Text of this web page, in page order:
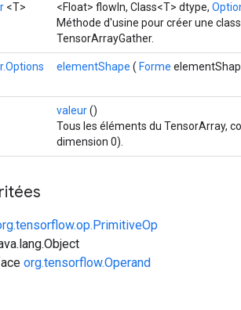
<T>
<Float> flowIn, Class<T> dtype,
Méthode d'usine pour créer une
TensorArrayGather.
elementShape ( Forme
valeur()
Tous les éléments du TensorArray,
dimension 0).
org.tensorflow.Operand